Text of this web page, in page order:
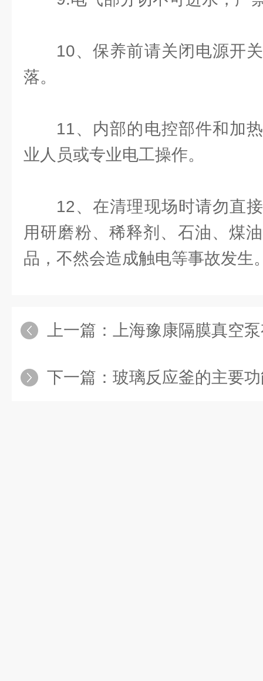
10、保养前请关闭电源开
落。
11、内部的电控部件和加
业人员或专业电工操作。
12、在清理现场时请勿直
用研磨粉、稀释剂、石油、煤
品，不然会造成触电等事故发生
上一篇： 上海豫康隔膜真空
下一篇： 玻璃反应釜的主要